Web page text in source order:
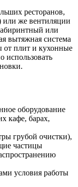
ресторанов,
или же вентиляции
или
вытяжная система
от плит и кухонные
использовать
оборудование
кафе, барах,
грубой очистки),
частицы
условия работы